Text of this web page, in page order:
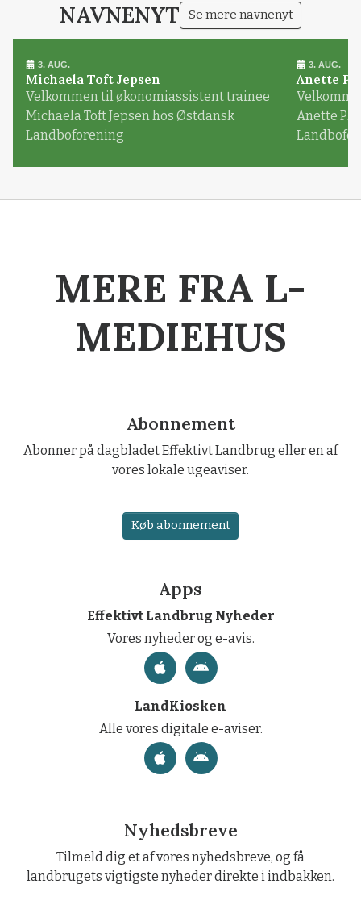
NAVNENYT Se mere navnenyt
3. AUG.
Michaela Toft Jepsen
Velkommen til økonomiassistent trainee
Michaela Toft Jepsen hos Østdansk
Landboforening
3. AUG.
Anette
Anette
MERE FRA L-
MEDIEHUS
Abonnement
Abonner på dagbladet Effektivt Landbrug eller en af
vores lokale ugeaviser.
Køb abonnement
Apps
Effektivt Landbrug Nyheder
Vores nyheder og e-avis.
LandKiosken
Alle vores digitale e-aviser.
Nyhedsbreve
Tilmeld dig et af vores nyhedsbreve, og få
landbrugets vigtigste nyheder direkte i indbakken.